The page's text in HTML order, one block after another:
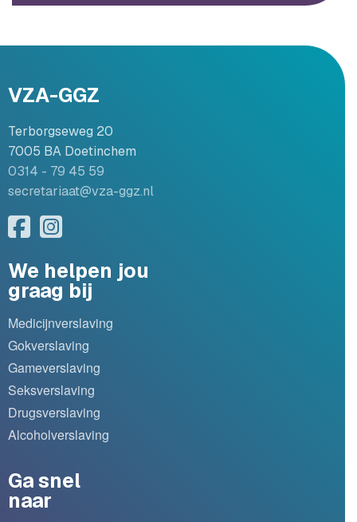
VZA-GGZ
Terborgseweg 20
7005 BA Doetinchem
0314 - 79 45 59
secretariaat@vza-ggz.nl
We helpen jou
graag bij
Medicijnverslaving
Gokverslaving
Gameverslaving
Seksverslaving
Drugsverslaving
Alcoholverslaving
Ga snel
naar